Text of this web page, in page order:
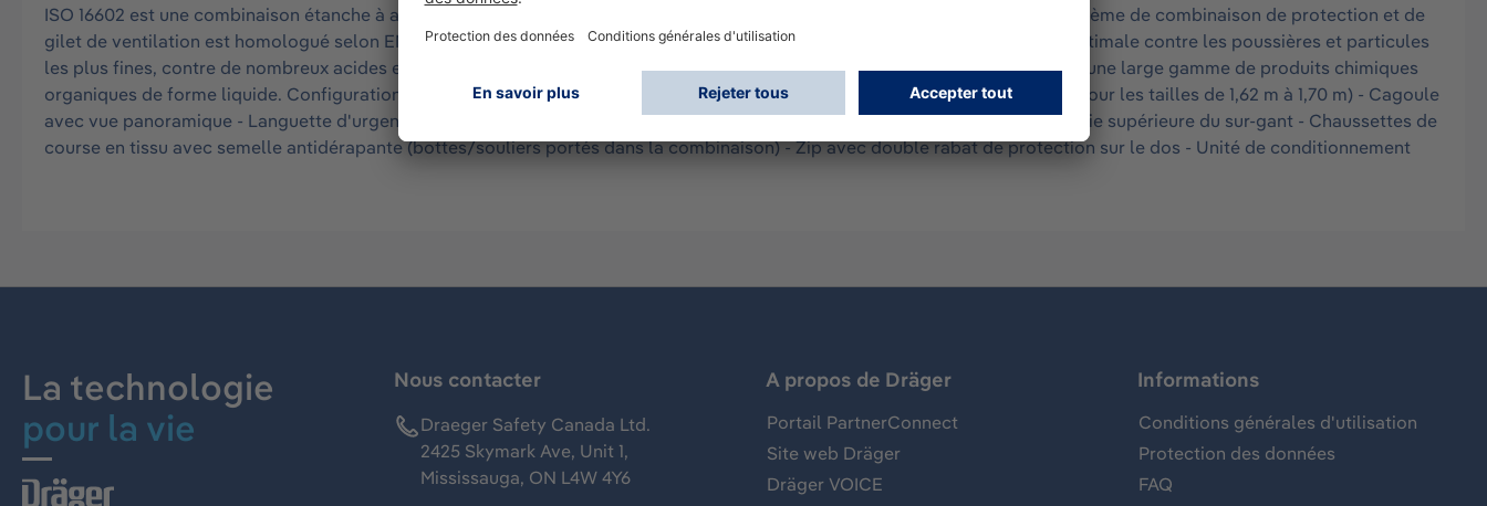
ISO 16602 est une combinaison étanche à adduction d’air. En combinaison avec le gilet de ventilation Dräger CVA 0700, le système de combinaison de protection et de
gilet de ventilation est homologué selon EN 14594. Cette combinaison d'une pièce est à usage limité et protège de manière optimale contre les poussières et particules
les plus fines, contre de nombreux acides et bases inorganiques concentrés. La combinaison est particulièrement résistante à une large gamme de produits chimiques
organiques de forme liquide. Configuration : - Matériau : CLF (blanc) avec coutures soudées étanches aux liquides - taille : S (pour les tailles de 1,62 m à 1,70 m) - Cagoule
avec vue panoramique - Languette d'urgence sous la cagoule - Gants en film fixes soudés avec manchette pour couvrir la partie supérieure du sur-gant - Chaussettes de
course en tissu avec semelle antidérapante (bottes/souliers portés dans la combinaison) - Zip avec double rabat de protection sur le dos - Unité de conditionnement
La technologie
pour la vie
Nous contacter
Draeger Safety Canada Ltd.
2425 Skymark Ave, Unit 1,
Mississauga, ON L4W 4Y6
A propos de Dräger
Portail PartnerConnect
Site web Dräger
Dräger VOICE
Informations
Conditions générales d'utilisation
Protection des données
FAQ